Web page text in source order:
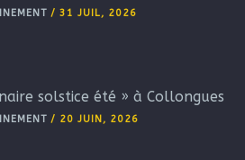
/ 31 JUIL, 2026
solstice été » à Collongues
/ 20 JUIN, 2026